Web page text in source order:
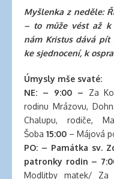
clothes
classic
length
Myšlenka z neděle:
– to může vést až k
nám Kristus dává pít
ke sjednocení, k
Úmysly mše svaté:
NE: – 9:00 – Za
rodinu Mrázovu,
Chalupu, rodiče,
Šoba 15:00 – Májová
PO: – Památka sv.
patronky rodin –
Modlitby matek/ Za